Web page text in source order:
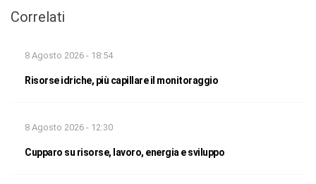
Correlati
8 Agosto 2026 - 18:54
Risorse idriche, più capillare il monitoraggio
8 Agosto 2026 - 12:30
Cupparo su risorse, lavoro, energia e sviluppo